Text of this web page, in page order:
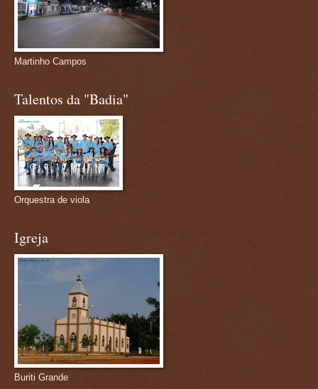
Martinho Campos
Talentos da "Badia"
Orquestra de viola
Igreja
Buriti Grande